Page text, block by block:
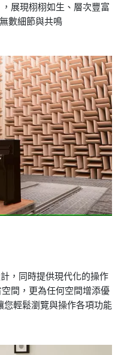
展現栩栩如生、層次豐富
數細節與共鳴
，同時提供現代化的操作
間，更為任何空間增添優
輕鬆瀏覽與操作各項功能